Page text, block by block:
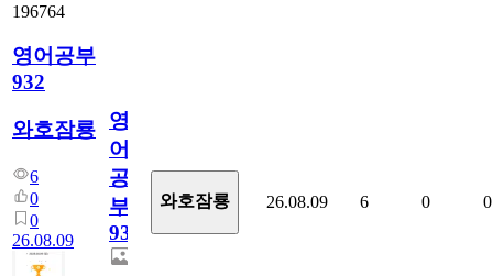
196764
영어공부
932
와호잠룡
6
0
0
26.08.09
영
어
공
부
932
와호잠룡 26.08.09 6 0 0